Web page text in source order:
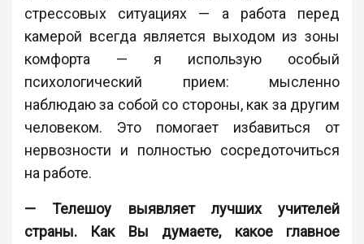
стрессовых ситуациях — а работа перед
камерой всегда является выходом из зоны
комфорта — я использую особый
психологический прием: мысленно
наблюдаю за собой со стороны, как за другим
человеком. Это помогает избавиться от
нервозности и полностью сосредоточиться
на работе.
— Телешоу выявляет лучших учителей
страны. Как Вы думаете, какое главное